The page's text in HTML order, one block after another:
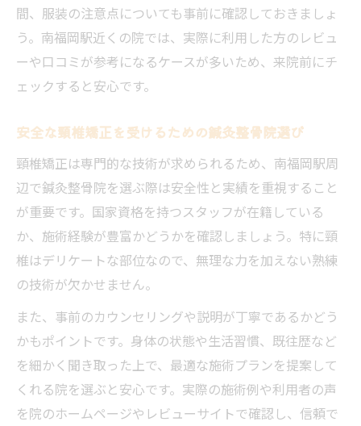
間、服装の注意点についても事前に確認しておきましょ
う。南福岡駅近くの院では、実際に利用した方のレビュ
ーや口コミが参考になるケースが多いため、来院前にチ
ェックすると安心です。
安全な頸椎矯正を受けるための鍼灸整骨院選び
頸椎矯正は専門的な技術が求められるため、南福岡駅周
辺で鍼灸整骨院を選ぶ際は安全性と実績を重視すること
が重要です。国家資格を持つスタッフが在籍している
か、施術経験が豊富かどうかを確認しましょう。特に頸
椎はデリケートな部位なので、無理な力を加えない熟練
の技術が欠かせません。
また、事前のカウンセリングや説明が丁寧であるかどう
かもポイントです。身体の状態や生活習慣、既往歴など
を細かく聞き取った上で、最適な施術プランを提案して
くれる院を選ぶと安心です。実際の施術例や利用者の声
を院のホームページやレビューサイトで確認し、信頼で